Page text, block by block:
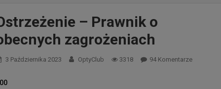
– Prawnik o
zagrożeniach
3 Października 2023 OptyClub 3318 94 KomentarzeDo